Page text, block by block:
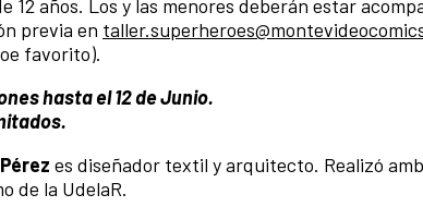
12 años. Los y las menores deberán estar
previa en
favorito).
hasta el 12 de Junio.
es diseñador textil y arquitecto. Realizó
de la UdelaR.